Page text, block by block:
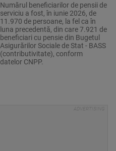
Numărul beneficiarilor de pensii de
serviciu a fost, în iunie 2026, de
11.970 de persoane, la fel ca în
luna precedentă, din care 7.921 de
beneficiari cu pensie din Bugetul
Asigurărilor Sociale de Stat - BASS
(contributivitate), conform
datelor CNPP.